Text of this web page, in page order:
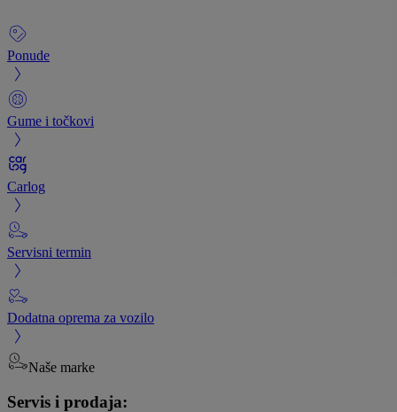
Ponude
Gume i točkovi
Carlog
Servisni termin
Dodatna oprema za vozilo
Naše marke
Servis i prodaja: